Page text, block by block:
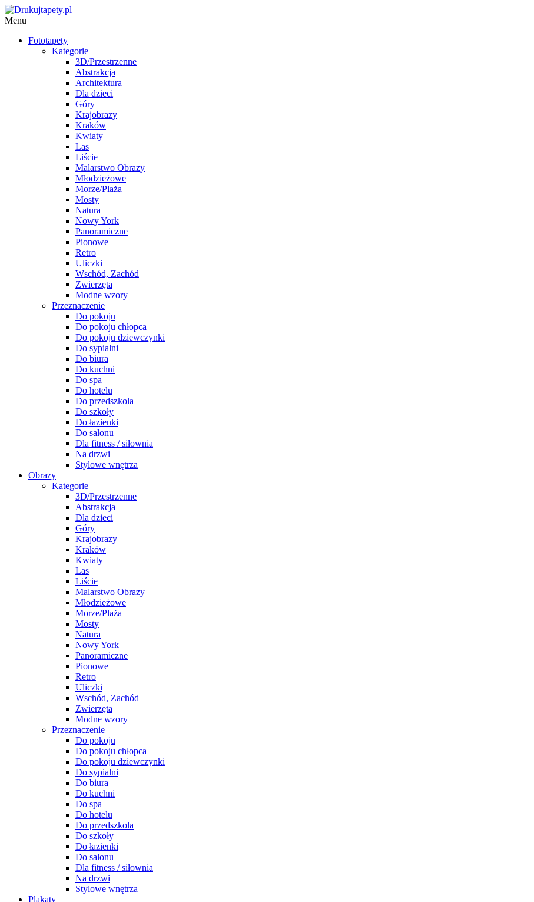
Menu
Fototapety
Kategorie
3D/Przestrzenne
Abstrakcja
Architektura
Dla dzieci
Góry
Krajobrazy
Kraków
Kwiaty
Las
Liście
Malarstwo Obrazy
Młodzieżowe
Morze/Plaża
Mosty
Natura
Nowy York
Panoramiczne
Pionowe
Retro
Uliczki
Wschód, Zachód
Zwierzęta
Modne wzory
Przeznaczenie
Do pokoju
Do pokoju chłopca
Do pokoju dziewczynki
Do sypialni
Do biura
Do kuchni
Do spa
Do hotelu
Do przedszkola
Do szkoły
Do łazienki
Do salonu
Dla fitness / siłownia
Na drzwi
Stylowe wnętrza
Obrazy
Kategorie
3D/Przestrzenne
Abstrakcja
Dla dzieci
Góry
Krajobrazy
Kraków
Kwiaty
Las
Liście
Malarstwo Obrazy
Młodzieżowe
Morze/Plaża
Mosty
Natura
Nowy York
Panoramiczne
Pionowe
Retro
Uliczki
Wschód, Zachód
Zwierzęta
Modne wzory
Przeznaczenie
Do pokoju
Do pokoju chłopca
Do pokoju dziewczynki
Do sypialni
Do biura
Do kuchni
Do spa
Do hotelu
Do przedszkola
Do szkoły
Do łazienki
Do salonu
Dla fitness / siłownia
Na drzwi
Stylowe wnętrza
Plakaty